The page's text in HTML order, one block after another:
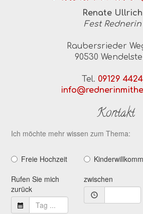
Renate Ullrich
Fest Rednerin
Raubersrieder
90530
Tel. 09129 4424
Kontakt